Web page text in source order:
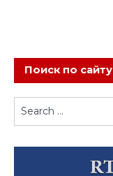
Поиск по сайту
Search
for: